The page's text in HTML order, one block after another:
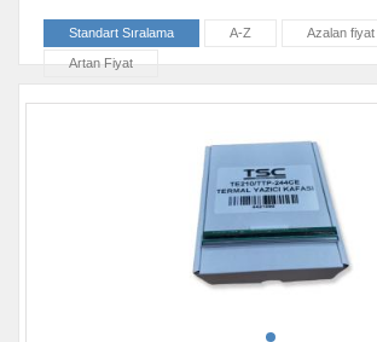
Standart Sıralama A-Z Azalan fiyat
Artan Fiyat